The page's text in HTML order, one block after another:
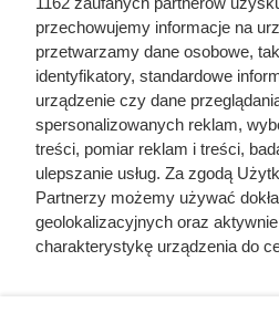
Tych gatunków drewna
zniszczyć przewód
Tak drewno wyschnie
Większość osób układa je
Nie wyrzucaj starych
domowy trik pomaga
przechowujemy informacje na
przetwarzamy dane osobowe,
identyfikatory, standardowe
urządzenie czy dane
spersonalizowanych reklam,
treści, pomiar reklam i treści,
ulepszanie usług. Za zgodą
Partnerzy możemy używać
geolokalizacyjnych oraz
charakterystykę urządzenia do